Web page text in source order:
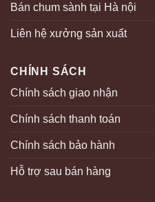
Bán chum sành tại Hà nội
Liên hệ xưởng sản xuất
CHÍNH SÁCH
Chính sách giao nhận
Chính sách thanh toán
Chính sách bảo hành
Hỗ trợ sau bán hàng